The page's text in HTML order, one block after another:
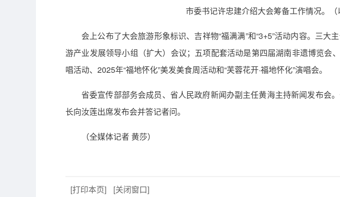
市委书记许忠建介绍大会筹备工作情况。
会上公布了大会旅游形象标识、吉祥物“福满满”和“3+5”活动内容。三
游产业发展领导小组（扩大）会议；五项配套活动是第四届湖南非遗博览会
唱活动、2025年“福地怀化”美发美食周活动和“芙蓉花开·福地怀化”演唱会。
省委宣传部部务会成员、省人民政府新闻办副主任黄海主持新闻发布会
长向汝莲出席发布会并答记者问。
（全媒体记者 黄莎）
[打印本页] [关闭窗口]